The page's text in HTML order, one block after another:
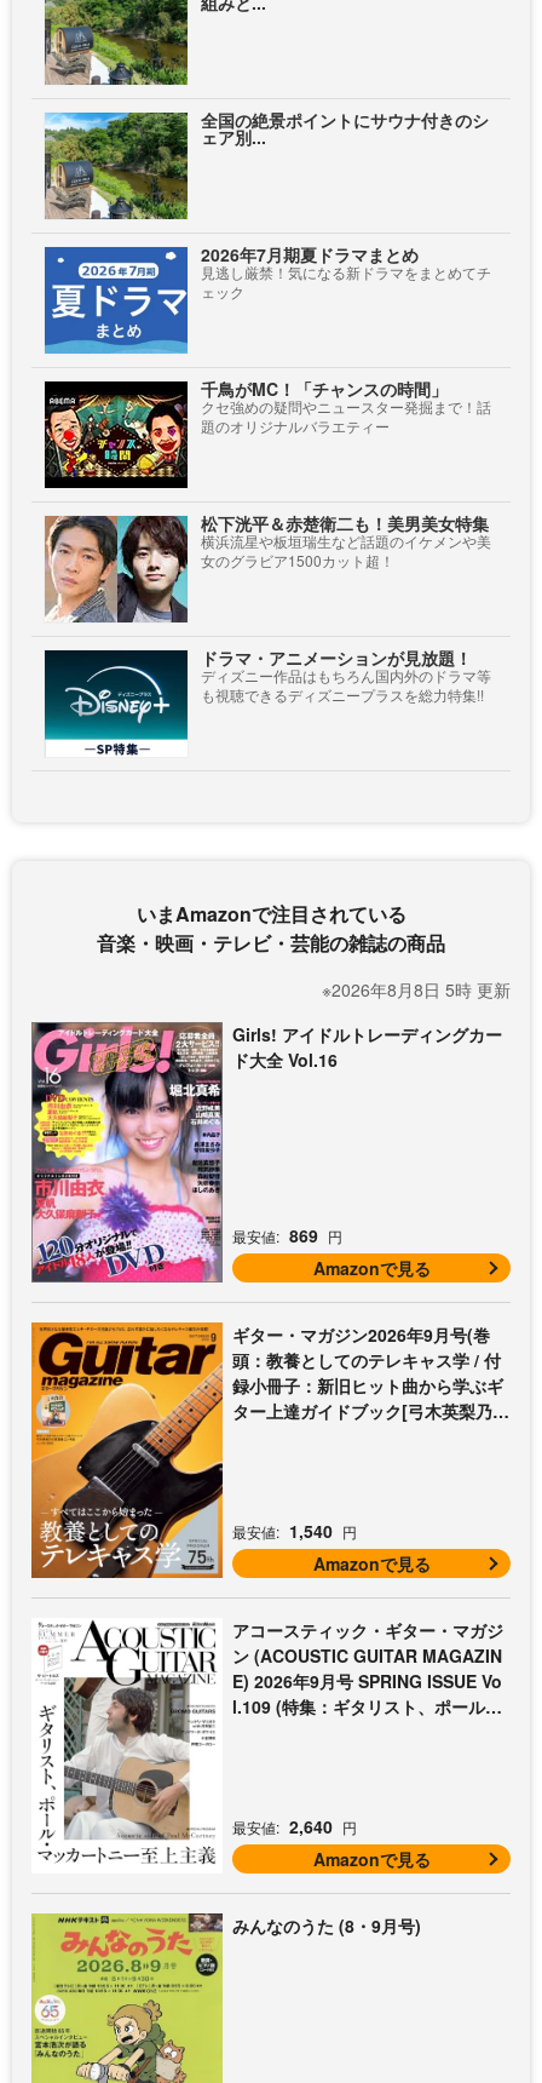
全国の絶景ポイントにサウナ付きのシ
ェア別...
2026年7月期夏ドラマまとめ
見逃し厳禁！気になる新ドラマをまとめてチ
ェック
千鳥がMC！「チャンスの時間」
クセ強めの疑問やニュースター発掘まで！話
題のオリジナルバラエティー
松下洸平＆赤楚衛二も！美男美女特集
横浜流星や板垣瑞生など話題のイケメンや美
女のグラビア1500カット超！
ドラマ・アニメーションが見放題！
ディズニー作品はもちろん国内外のドラマ等
も視聴できるディズニープラスを総力特集!!
いまAmazonで注目されている
音楽・映画・テレビ・芸能の雑誌の商品
※2026年8月8日 5時 更新
Girls! アイドルトレーディングカー
ド大全 Vol.16
最安値: 869 円
Amazonで見る
ギター・マガジン2026年9月号(巻
頭：教養としてのテレキャス学 / 付
録小冊子：新旧ヒット曲から学ぶギ
ター上達ガイドブック[弓木英梨乃の
最安値: 1,540 円
Amazonで見る
アコースティック・ギター・マガジ
ン (ACOUSTIC GUITAR MAGAZIN
E) 2026年9月号 SPRING ISSUE Vo
l.109 (特集：ギタリスト、ポール・
最安値: 2,640 円
Amazonで見る
みんなのうた (8・9月号)